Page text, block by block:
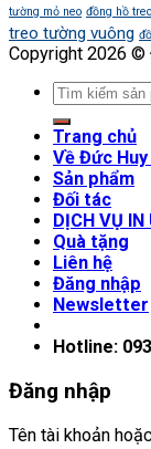
tường mỏ neo đồng hồ
treo tường vuông
Copyright 2026 ©
Trang chủ
Về Đức
Sản phẩm
Đối tác
DỊCH VỤ IN
Quà tặng
Liên hệ
Đăng nhập
Newsletter
Hotline:
Đăng nhập
Tên tài khoản